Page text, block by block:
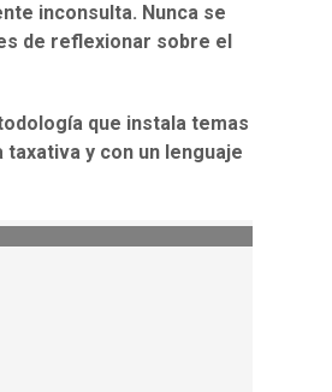
inconsulta. Nunca se
de reflexionar sobre el
que instala temas
y con un lenguaje